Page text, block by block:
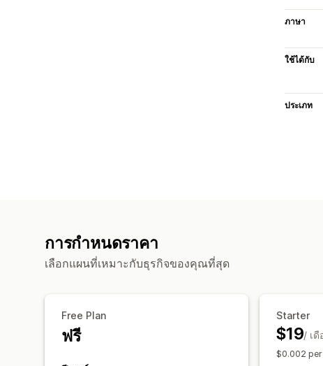
ภาษา
ใช้ได้กับ
ประเภท
การกำหนดราคา
เลือกแผนที่เหมาะกับธุรกิจของคุณที่สุด
Free Plan
ฟรี
Starter
$19/ เดื
$0.002